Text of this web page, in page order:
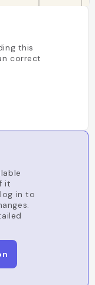
this
correct
it
in to